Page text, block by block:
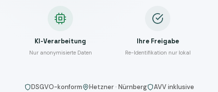
KI-Verarbeitung
Nur anonymisierte Daten
Ihre Freigabe
Re-Identifikation nur lokal
DSGVO-konform Hetzner · Nürnberg AVV inklusive